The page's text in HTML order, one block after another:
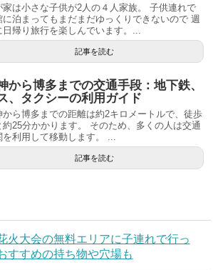
家は小さな子供が2人の４人家族。 子供連れで
に泊まってもまだまだゆっくりできないので 週
日帰り旅行を楽しんでいます。...
記事を読む
から博多までの交通手段：地下鉄、
、タクシーの利用ガイド
から博多までの距離は約2キロメートルで、徒歩
約25分かかります。 そのため、多くの人は交通
を利用して移動します。 ...
記事を読む
火大会の無料エリアに子連れで行っ
すすめの持ち物や穴場も